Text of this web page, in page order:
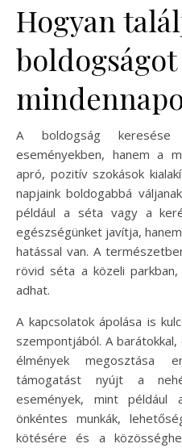
Hogyan
boldogságot
A boldogság
eseményekben, hanem a
apró, pozitív szokások
napjaink boldogabbá
például a séta vagy a
egészségünket javítja,
hatással van. A
rövid séta a közeli
adhat.
A kapcsolatok ápolása is
szempontjából. A
élmények megosztása
támogatást nyújt a
események, mint például
önkéntes munkák,
kötésére és a